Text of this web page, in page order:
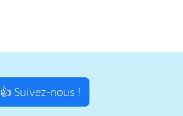
👍 Suivez-nous !